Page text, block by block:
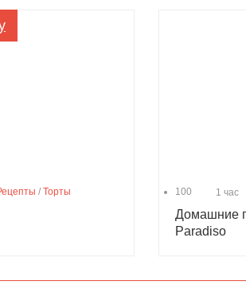
/ Торты 100 1 час
Домашние
Paradiso